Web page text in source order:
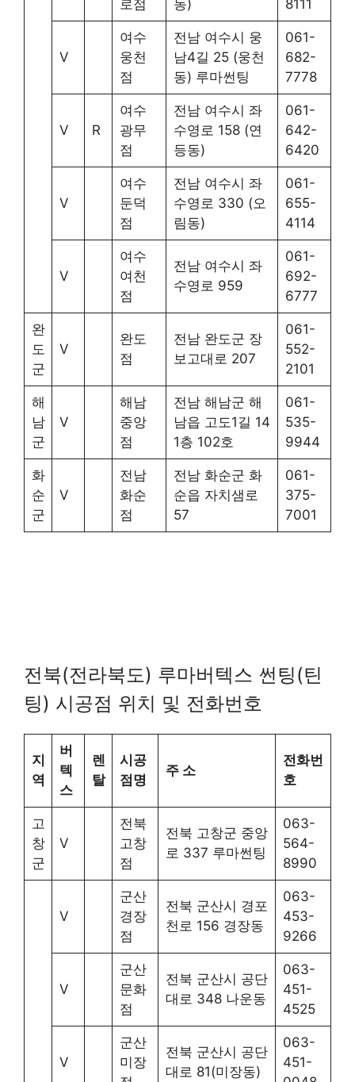
로점 동) 8111
V
여수
웅천
점
전남 여수시 웅
남4길 25 (웅천
동) 루마썬팅
061-
682-
7778
V R
여수
광무
점
전남 여수시 좌
수영로 158 (연
등동)
061-
642-
6420
V
여수
둔덕
점
전남 여수시 좌
수영로 330 (오
림동)
061-
655-
4114
V
여수
여천
점
전남 여수시 좌
수영로 959
061-
692-
6777
완
도
군
V
완도
점
전남 완도군 장
보고대로 207
061-
552-
2101
해
남
군
V
해남
중앙
점
전남 해남군 해
남읍 고도1길 14
1층 102호
061-
535-
9944
화
순
군
V
전남
화순
점
전남 화순군 화
순읍 자치샘로
57
061-
375-
7001
전북(전라북도) 루마버텍스 썬팅(틴
팅) 시공점 위치 및 전화번호
지
역
버
텍
스
렌
탈
시공
점명
주 소
전화번
호
고
창
군
V
전북
고창
점
전북 고창군 중앙
로 337 루마썬팅
063-
564-
8990
V
군산
경장
점
전북 군산시 경포
천로 156 경장동
063-
453-
9266
V
군산
문화
점
전북 군산시 공단
대로 348 나운동
063-
451-
4525
V
군산
미장
전북 군산시 공단
대로 81(미장동)
063-
451-